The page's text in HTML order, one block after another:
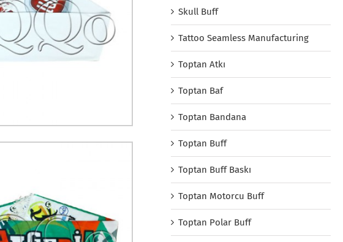
Skull Buff
Tattoo Seamless Manufacturing
Toptan Atkı
Toptan Baf
Toptan Bandana
Toptan Buff
Toptan Buff Baskı
Toptan Motorcu Buff
Toptan Polar Buff